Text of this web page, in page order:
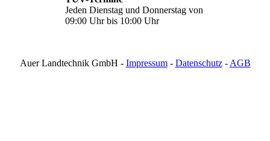
Jeden Dienstag und Donnerstag von
09:00 Uhr bis 10:00 Uhr
Auer Landtechnik GmbH - Impressum- Datenschutz- AGB